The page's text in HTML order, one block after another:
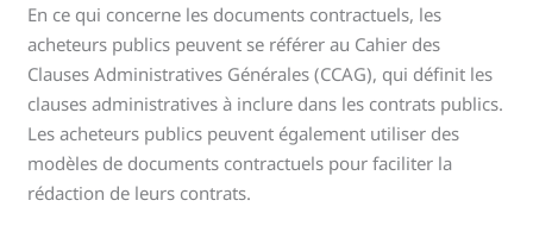
En ce qui concerne les documents contractuels, les
acheteurs publics peuvent se référer au Cahier des
Clauses Administratives Générales (CCAG), qui définit les
clauses administratives à inclure dans les contrats publics.
Les acheteurs publics peuvent également utiliser des
modèles de documents contractuels pour faciliter la
rédaction de leurs contrats.